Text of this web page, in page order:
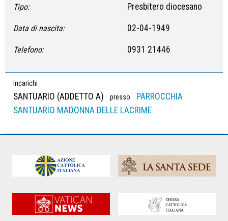
Tipo: Presbitero diocesano
Data di nascita: 02-04-1949
Telefono: 0931 21446
Incarichi
SANTUARIO (ADDETTO A) presso
PARROCCHIA
SANTUARIO MADONNA DELLE LACRIME